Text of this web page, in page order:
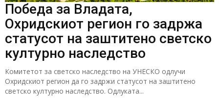
Победа за Владата,
Охридскиот регион го задржа
статусот на заштитено светско
културно наследство
Комитетот за светско наследство на УНЕСКО одлучи
Охридскиот регион да го задржи статусот на заштитено
светско културно наследство. Одлуката...